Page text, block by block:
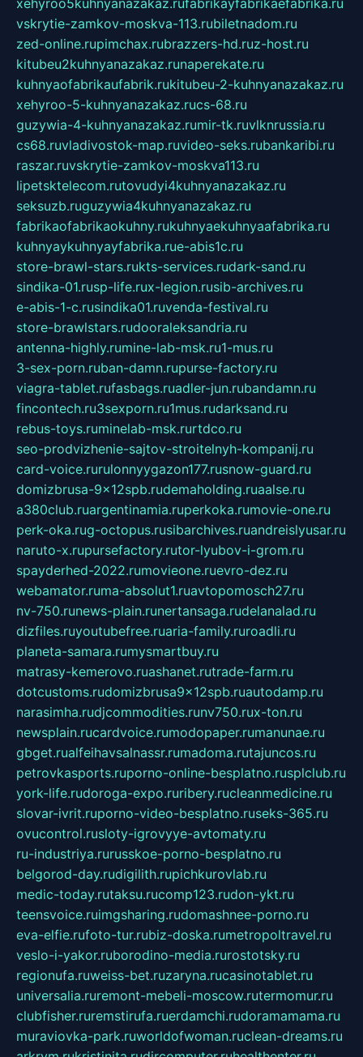
xehyroo5kuhnyanazakaz.rufabrikayfabrikaefabrika.ru
vskrytie-zamkov-moskva-113.rubiletnadom.ru
zed-online.rupimchax.rubrazzers-hd.ruz-host.ru
kitubeu2kuhnyanazakaz.runaperekate.ru
kuhnyaofabrikaufabrik.rukitubeu-2-kuhnyanazakaz.ru
xehyroo-5-kuhnyanazakaz.rucs-68.ru
guzywia-4-kuhnyanazakaz.rumir-tk.ruvlknrussia.ru
cs68.ruvladivostok-map.ruvideo-seks.rubankaribi.ru
raszar.ruvskrytie-zamkov-moskva113.ru
lipetsktelecom.rutovudyi4kuhnyanazakaz.ru
seksuzb.ruguzywia4kuhnyanazakaz.ru
fabrikaofabrikaokuhny.rukuhnyaekuhnyaafabrika.ru
kuhnyaykuhnyayfabrika.rue-abis1c.ru
store-brawl-stars.rukts-services.rudark-sand.ru
sindika-01.rusp-life.rux-legion.rusib-archives.ru
e-abis-1-c.rusindika01.ruvenda-festival.ru
store-brawlstars.rudooraleksandria.ru
antenna-highly.rumine-lab-msk.ru1-mus.ru
3-sex-porn.ruban-damn.rupurse-factory.ru
viagra-tablet.rufasbags.ruadler-jun.rubandamn.ru
fincontech.ru3sexporn.ru1mus.rudarksand.ru
rebus-toys.ruminelab-msk.rurtdco.ru
seo-prodvizhenie-sajtov-stroitelnyh-kompanij.ru
card-voice.rurulonnyygazon177.rusnow-guard.ru
domizbrusa-9x12spb.rudemaholding.ruaalse.ru
a380club.ruargentinamia.ruperkoka.rumovie-one.ru
perk-oka.rug-octopus.rusibarchives.ruandreislyusar.ru
naruto-x.rupursefactory.rutor-lyubov-i-grom.ru
spayderhed-2022.rumovieone.ruevro-dez.ru
webamator.ruma-absolut1.ruavtopomosch27.ru
nv-750.runews-plain.runertansaga.rudelanalad.ru
dizfiles.ruyoutubefree.ruaria-family.ruroadli.ru
planeta-samara.rumysmartbuy.ru
matrasy-kemerovo.ruashanet.rutrade-farm.ru
dotcustoms.rudomizbrusa9x12spb.ruautodamp.ru
narasimha.rudjcommodities.runv750.rux-ton.ru
newsplain.rucardvoice.rumodopaper.rumanunae.ru
gbget.rualfeihavsalnassr.rumadoma.rutajuncos.ru
petrovkasports.ruporno-online-besplatno.rusplclub.ru
york-life.rudoroga-expo.ruribery.rucleanmedicine.ru
slovar-ivrit.ruporno-video-besplatno.ruseks-365.ru
ovucontrol.rusloty-igrovyye-avtomaty.ru
ru-industriya.rurusskoe-porno-besplatno.ru
belgorod-day.rudigilith.rupichkurovlab.ru
medic-today.rutaksu.rucomp123.rudon-ykt.ru
teensvoice.ruimgsharing.rudomashnee-porno.ru
eva-elfie.rufoto-tur.rubiz-doska.rumetropoltravel.ru
veslo-i-yakor.ruborodino-media.rurostotsky.ru
regionufa.ruweiss-bet.ruzaryna.rucasinotablet.ru
universalia.ruremont-mebeli-moscow.rutermomur.ru
clubfisher.ruremstirufa.ruerdamchi.rudoramamama.ru
muraviovka-park.ruworldofwoman.ruclean-dreams.ru